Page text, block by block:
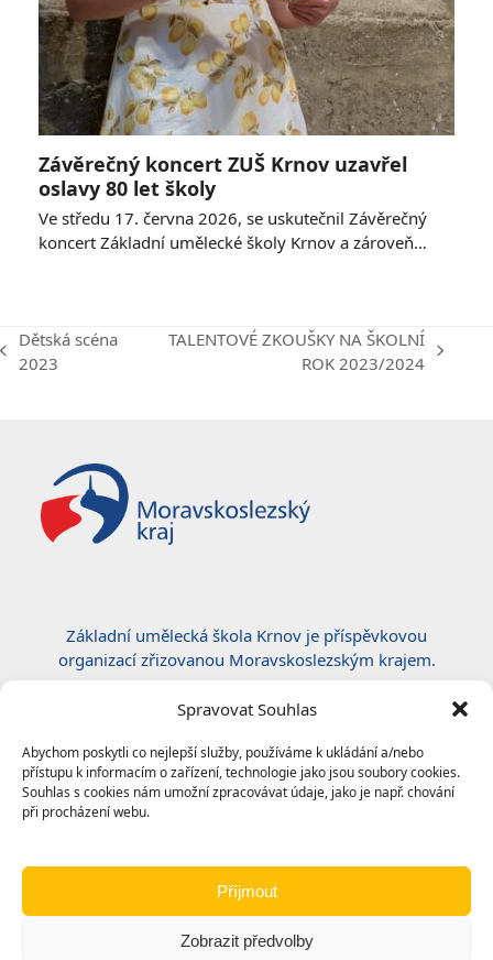
Spravovat Souhlas
Abychom poskytli co nejlepší služby, používáme k ukládání a/nebo
přístupu k informacím o zařízení, technologie jako jsou soubory cookies.
Souhlas s cookies nám umožní zpracovávat údaje, jako je např. chování
při procházení webu.
Příjmout
Zobrazit předvolby
Závěrečný koncert ZUŠ Krnov uzavřel
oslavy 80 let školy
Ve středu 17. června 2026, se uskutečnil Závěrečný
koncert Základní umělecké školy Krnov a zároveň…
previous
Dětská scéna
2023
TALENTOVÉ ZKOUŠKY NA ŠKOLNÍ
ROK 2023/2024
Základní umělecká škola Krnov je příspěvkovou
organizací zřizovanou Moravskoslezským krajem.
Certifikace ČSN EN ISO 50001:2019